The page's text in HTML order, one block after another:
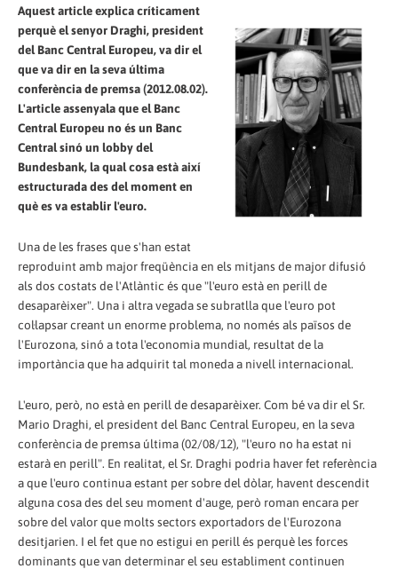
Aquest article explica críticament
perquè el senyor Draghi, president
del Banc Central Europeu, va dir el
que va dir en la seva última
conferència de premsa (2012.08.02).
L'article assenyala que el Banc
Central Europeu no és un Banc
Central sinó un lobby del
Bundesbank, la qual cosa està així
estructurada des del moment en
què es va establir l'euro.
Una de les frases que s'han estat
reproduint amb major freqüència en els mitjans de major difusió
als dos costats de l'Atlàntic és que "l'euro està en perill de
desaparèixer". Una i altra vegada se subratlla que l'euro pot
col·lapsar creant un enorme problema, no només als països de
l'Eurozona, sinó a tota l'economia mundial, resultat de la
importància que ha adquirit tal moneda a nivell internacional.
L'euro, però, no està en perill de desaparèixer. Com bé va dir el Sr.
Mario Draghi, el president del Banc Central Europeu, en la seva
conferència de premsa última (02/08/12), "l'euro no ha estat ni
estarà en perill". En realitat, el Sr. Draghi podria haver fet referència
a que l'euro continua estant per sobre del dòlar, havent descendit
alguna cosa des del seu moment d'auge, però roman encara per
sobre del valor que molts sectors exportadors de l'Eurozona
desitjarien. I el fet que no estigui en perill és perquè les forces
dominants que van determinar el seu establiment continuen